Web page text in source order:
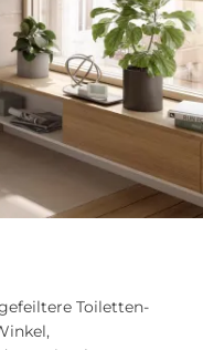
Toiletten-